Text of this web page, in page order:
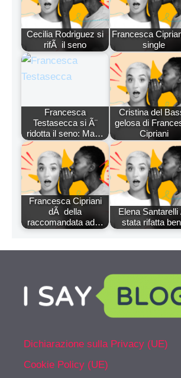
Cecilia Rodriguez si
rifÃ il seno
Francesca
single
Francesca
Testasecca si Ã¨
ridotta il seno: Ma…
Cristina del
gelosa di
Cipriani
Francesca Cipriani
dÃ della
raccomandata ad…
Elena Santarelli
stata rifatta
Dichiarazione sulla Privacy (UE)
Cookie Policy (UE)